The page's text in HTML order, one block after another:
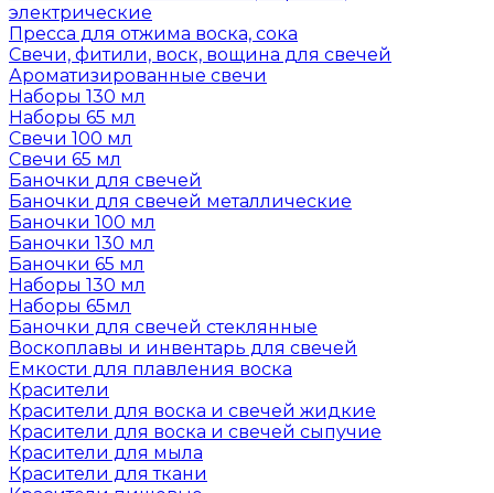
электрические
Пресса для отжима воска, сока
Свечи, фитили, воск, вощина для свечей
Ароматизированные свечи
Наборы 130 мл
Наборы 65 мл
Свечи 100 мл
Свечи 65 мл
Баночки для свечей
Баночки для свечей металлические
Баночки 100 мл
Баночки 130 мл
Баночки 65 мл
Наборы 130 мл
Наборы 65мл
Баночки для свечей стеклянные
Воскоплавы и инвентарь для свечей
Емкости для плавления воска
Красители
Красители для воска и свечей жидкие
Красители для воска и свечей сыпучие
Красители для мыла
Красители для ткани